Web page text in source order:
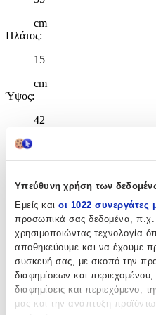
Υπεύθυνη χρήση των
Εμείς και οι 1022 συνεργάτες
προσωπικά σας δεδομένα, π.χ.
χρησιμοποιώντας τεχνολογία
αποθηκεύουμε και να έχουμε
συσκευή σας, με σκοπό την
διαφημίσεων και περιεχομένου,
διαφημίσεις και περιεχόμενο,
μας και την ανάπτυξη
cm
Πλάτος:
15
cm
Ύψος:
42
Χαρακτηριστικά
+
Χαρακτηριστικά
Κατασκευαστής :
Διακάκης